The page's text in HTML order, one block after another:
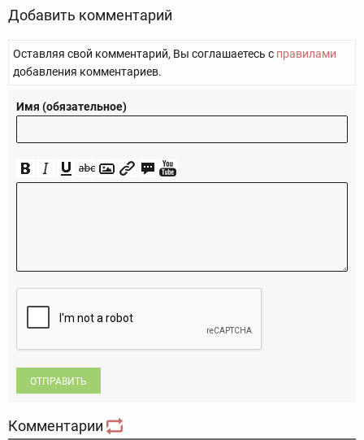
Добавить комментарий
Оставляя свой комментарий, Вы соглашаетесь с правилами
добавления комментариев.
Имя (обязательное)
ОТПРАВИТЬ
Комментарии